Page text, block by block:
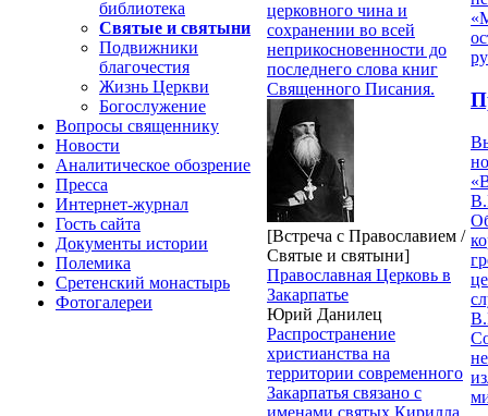
библиотека
Святые и святыни
Подвижники
благочестия
Жизнь Церкви
Богослужение
Вопросы священнику
Новости
Аналитическое обозрение
Пресса
Интернет-журнал
Гость сайта
Документы истории
Полемика
Сретенский монастырь
Фотогалереи
церковного чина и
сохранении во всей
неприкосновенности до
последнего слова книг
Священного Писания.
[Встреча с Православием /
Святые и святыни]
Православная Церковь в
Закарпатье
Юрий Данилец
Распространение
христианства на
территории современного
Закарпатья связано с
именами святых Кирилла